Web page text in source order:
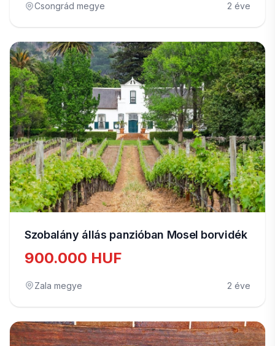
Csongrád megye 2 éve
Szobalány állás panzióban Mosel borvidék
900.000 HUF
Zala megye 2 éve